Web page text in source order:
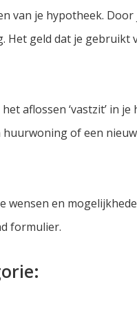
van je hypotheek.
Het geld dat je
aflossen ‘vastzit’ in
of een
wensen en
formulier.